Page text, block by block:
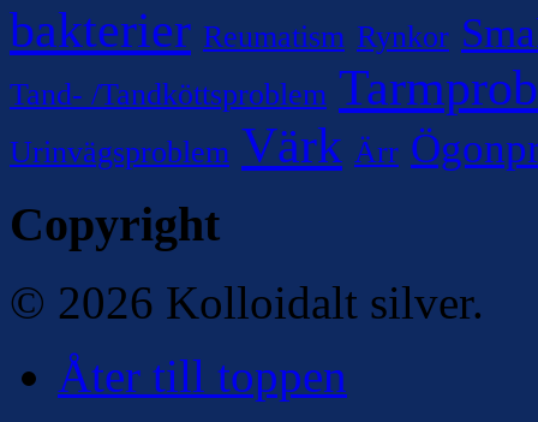
bakterier Reumatism Rynkor
Tand- /Tandköttsproblem
Urinvägsproblem Värk Ärr
Copyright
© 2026 Kolloidalt silver.
Åter till toppen